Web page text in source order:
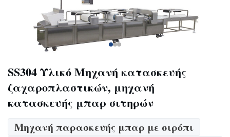
SS304 Υλικό Μηχανή κατασκευής
ζαχαροπλαστικών, μηχανή
κατασκευής μπαρ σιτηρών
Μηχανή παρασκευής μπαρ με σιρόπι